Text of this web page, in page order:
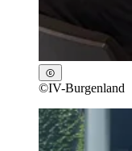
©IV-Burgenland